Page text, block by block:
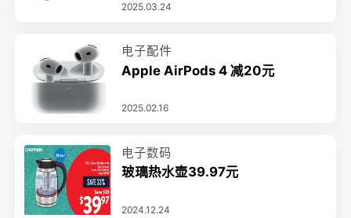
2025.03.24
电子配件
Apple AirPods 4 减20元
2025.02.16
电子数码
玻璃热水壶39.97元
2024.12.24